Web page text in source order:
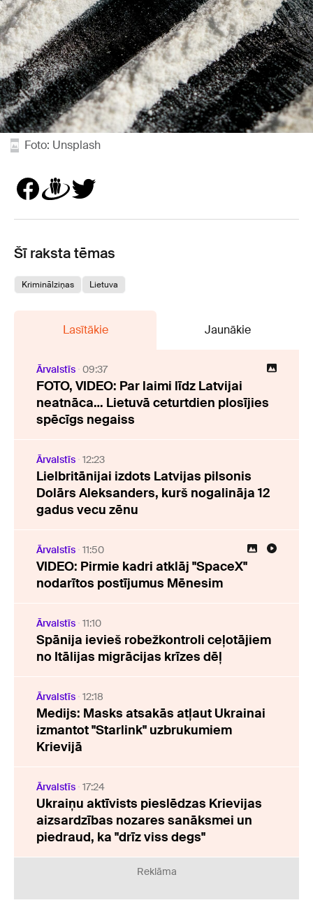
Foto: Unsplash
Šī raksta tēmas
Kriminālziņas Lietuva
Lasītākie Jaunākie
Ārvalstīs 09:37
FOTO, VIDEO: Par laimi līdz Latvijai
neatnāca… Lietuvā ceturtdien plosījies
spēcīgs negaiss
Ārvalstīs 12:23
Lielbritānijai izdots Latvijas pilsonis
Dolārs Aleksanders, kurš nogalināja 12
gadus vecu zēnu
Ārvalstīs 11:50
VIDEO: Pirmie kadri atklāj "SpaceX"
nodarītos postījumus Mēnesim
Ārvalstīs 11:10
Spānija ievieš robežkontroli ceļotājiem
no Itālijas migrācijas krīzes dēļ
Ārvalstīs 12:18
Medijs: Masks atsakās atļaut Ukrainai
izmantot "Starlink" uzbrukumiem
Krievijā
Ārvalstīs 17:24
Ukraiņu aktīvists pieslēdzas Krievijas
aizsardzības nozares sanāksmei un
piedraud, ka "drīz viss degs"
Reklāma